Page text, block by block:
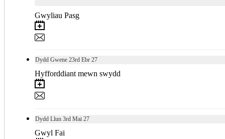
Gwyliau Pasg
Dydd Gwene 23rd Ebr 27
Hyfforddiant mewn swydd
Dydd Llun 3rd Mai 27
Gwyl Fai